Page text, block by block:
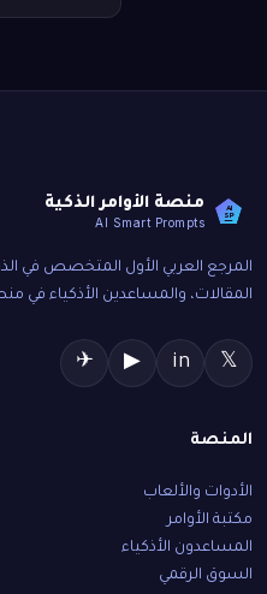
AI
SP
منصة الأوامر الذكية
AI Smart Prompts
المرجع العربي الأول المتخصص في
المقالات، والمساعدين الأذكياء في
𝕏
in
▶
✈
المنصة
الأدوات والألعاب
مكتبة الأوامر
المساعدون الأذكياء
السوق الرقمي